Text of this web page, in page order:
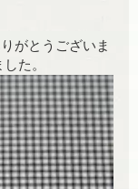
がとうございま
た。